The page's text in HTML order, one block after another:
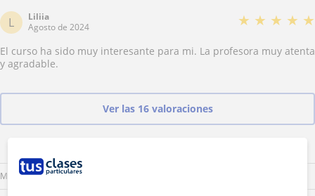
L
Liliia
Agosto de 2024
★ ★ ★ ★ ★
El curso ha sido muy interesante para mi. La profesora muy atenta
y agradable.
Ver las 16 valoraciones
Mañana